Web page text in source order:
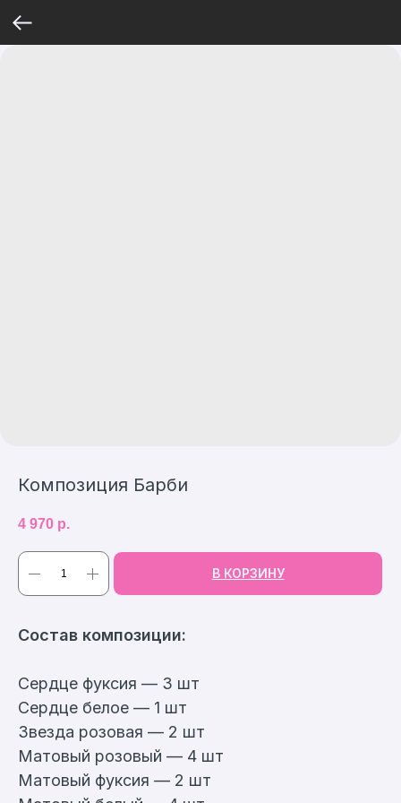
Композиция Барби
4 970 р.
В КОРЗИНУ
Cостав композиции:
Сердце фуксия — 3 шт
Сердце белое — 1 шт
Звезда розовая — 2 шт
Матовый розовый — 4 шт
Матовый фуксия — 2 шт